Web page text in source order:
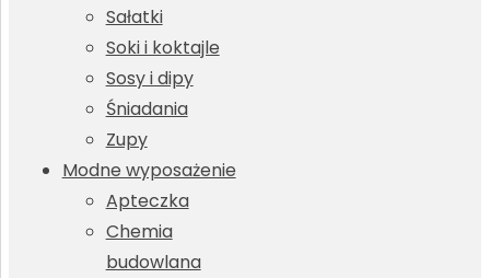
Sałatki
Soki i koktajle
Sosy i dipy
Śniadania
Zupy
Modne wyposażenie
Apteczka
Chemia
budowlana